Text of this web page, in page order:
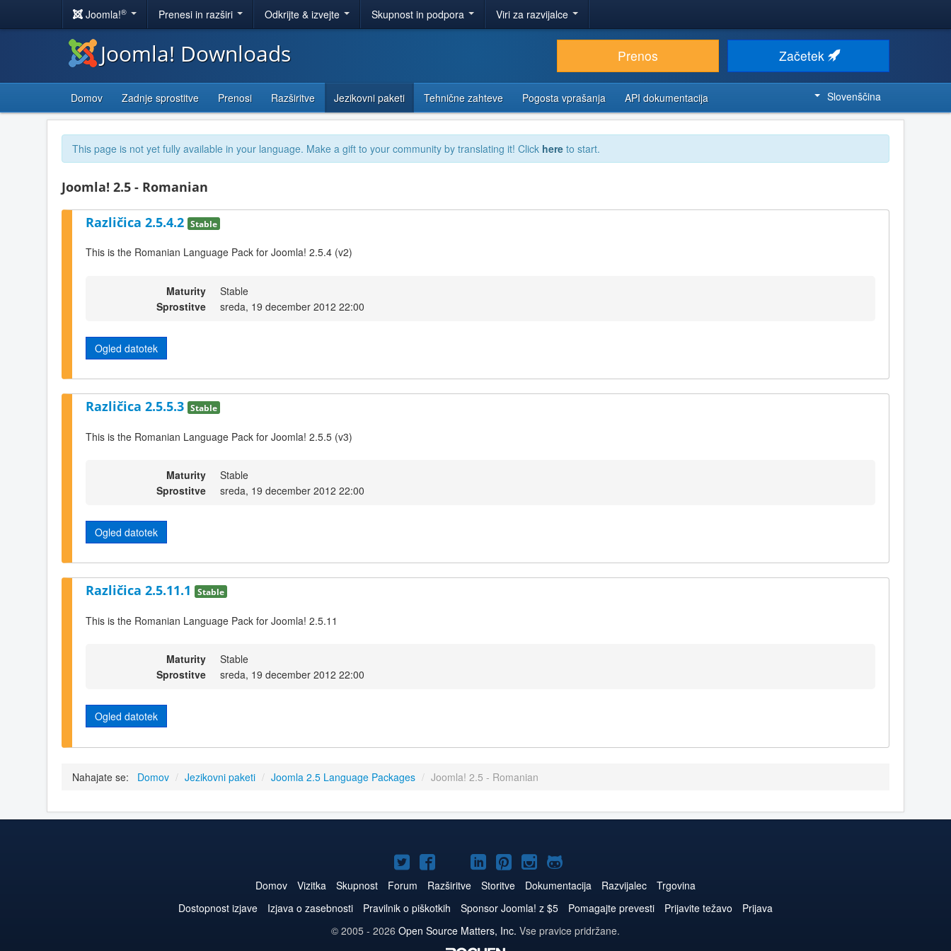
Joomla!® Prenesi in razširi Odkrijte & izvejte Skupnost in podpora Viri za razvijalce
Joomla! Downloads Prenos Začetek
Domov Zadnje sprostitve Prenosi Razširitve Jezikovni paketi Tehnične zahteve Pogosta vprašanja API dokumentacija Slovenščina
This page is not yet fully available in your language. Make a gift to your community by translating it! Click here to start.
Joomla! 2.5 - Romanian
Različica 2.5.4.2 Stable
This is the Romanian Language Pack for Joomla! 2.5.4 (v2)
Maturity
Stable
Sprostitve
sreda, 19 december 2012 22:00
Ogled datotek
Različica 2.5.5.3 Stable
This is the Romanian Language Pack for Joomla! 2.5.5 (v3)
Maturity
Stable
Sprostitve
sreda, 19 december 2012 22:00
Ogled datotek
Različica 2.5.11.1 Stable
This is the Romanian Language Pack for Joomla! 2.5.11
Maturity
Stable
Sprostitve
sreda, 19 december 2012 22:00
Ogled datotek
Nahajate se: Domov / Jezikovni paketi / Joomla 2.5 Language Packages / Joomla! 2.5 - Romanian
Joomla!
na
Twitter
Joomla!
na
Facebook
Joomla!
na
YouTube
Joomla!
na
LinkedIn
Joomla!
na
Pinterest
Joomla!
na
Instagram
Joomla!
na
GitHub
Domov Vizitka Skupnost Forum Razširitve Storitve Dokumentacija Razvijalec
Trgovina
Dostopnost izjave
Izjava o zasebnosti Pravilnik o piškotkih Sponsor Joomla! z $5 Pomagajte prevesti Prijavite težavo
Prijava
© 2005 - 2026 Open Source Matters, Inc. Vse pravice pridržane.